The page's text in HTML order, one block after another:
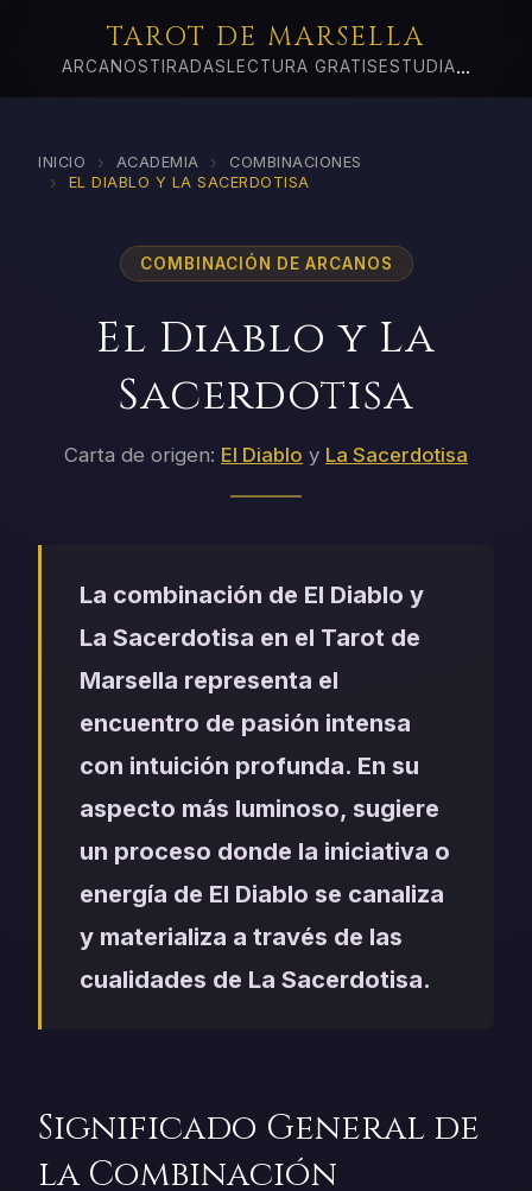
TAROT DE MARSELLA
ARCANOSTIRADAS LECTURA GRATIS ESTUDIA...
INICIO › ACADEMIA › COMBINACIONES
› EL DIABLO Y LA SACERDOTISA
COMBINACIÓN DE ARCANOS
El Diablo y La
Sacerdotisa
Carta de origen: El Diablo y La Sacerdotisa
La combinación de El Diablo y
La Sacerdotisa en el Tarot de
Marsella representa el
encuentro de pasión intensa
con intuición profunda. En su
aspecto más luminoso, sugiere
un proceso donde la iniciativa o
energía de El Diablo se canaliza
y materializa a través de las
cualidades de La Sacerdotisa.
Significado General de
la Combinación